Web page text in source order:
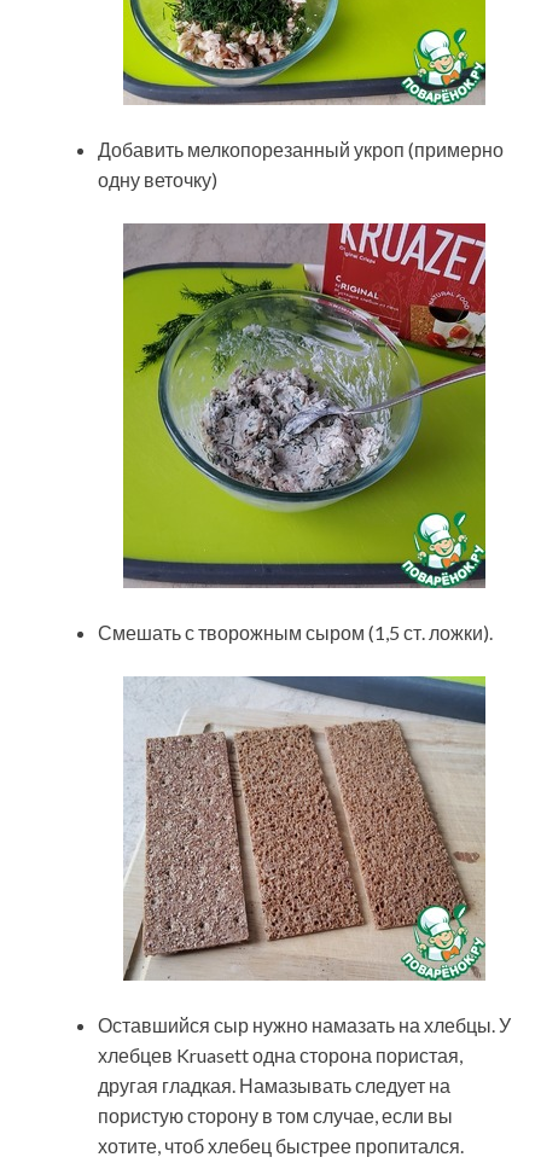
Добавить мелкопорезанный укроп (примерно
одну веточку)
Смешать с творожным сыром (1,5 ст. ложки).
Оставшийся сыр нужно намазать на хлебцы. У
хлебцев Kruasett одна сторона пористая,
другая гладкая. Намазывать следует на
пористую сторону в том случае, если вы
хотите, чтоб хлебец быстрее пропитался.